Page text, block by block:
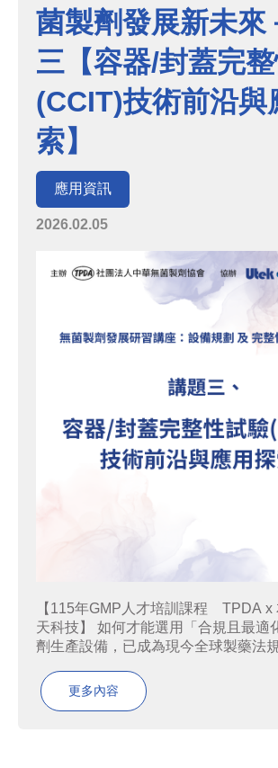
菌製劑發展新未來
三【容器/封蓋完
(CCIT)技術前沿與
索】
應用資訊
2026.02.05
【115年GMP人才培訓課程 TPDA x
天科技】 如何才能選用「合規且最適
劑生產設備，已成為現今全球製藥法
劑的製程在各式製程中尤為嚴格，從
設計到容器密封完整性，都必須依產
更多內容